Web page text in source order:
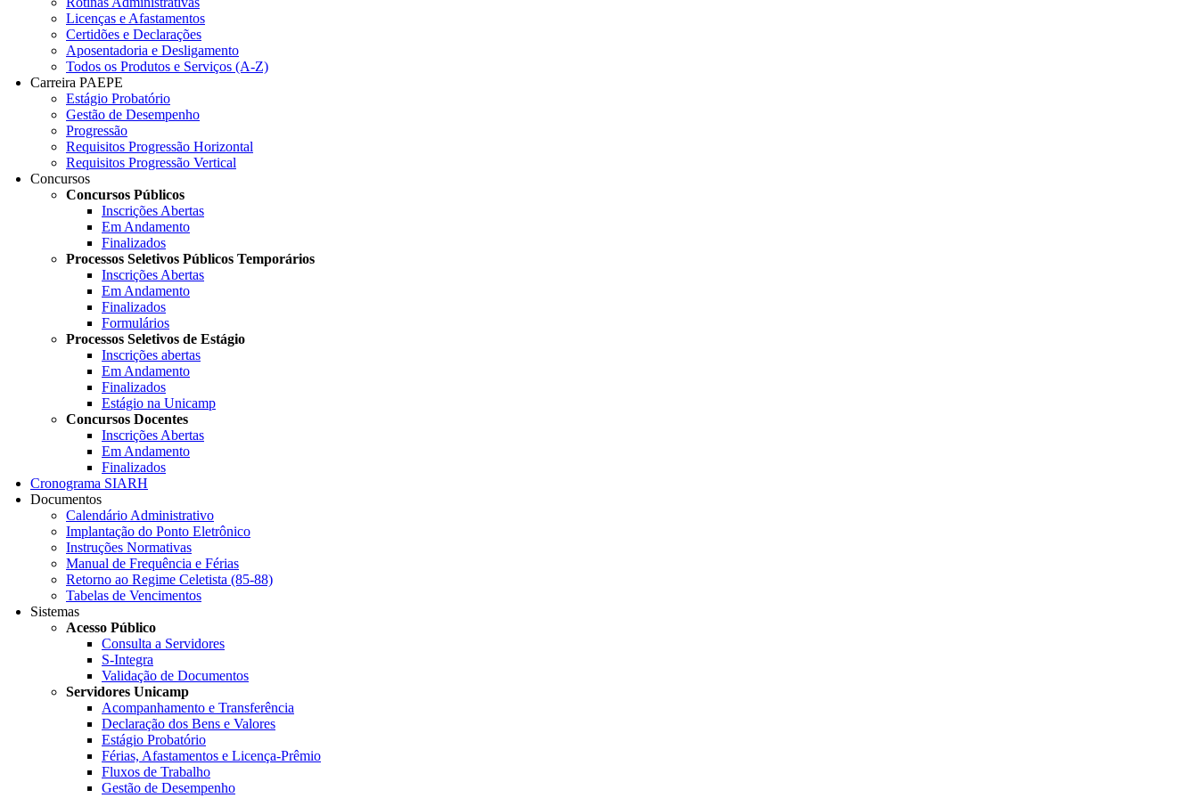
Licenças e Afastamentos
Certidões e Declarações
Aposentadoria e Desligamento
Todos os Produtos e Serviços (A-Z)
Carreira PAEPE
Estágio Probatório
Gestão de Desempenho
Progressão
Requisitos Progressão Horizontal
Requisitos Progressão Vertical
Concursos
Concursos Públicos
Inscrições Abertas
Em Andamento
Finalizados
Processos Seletivos Públicos Temporários
Inscrições Abertas
Em Andamento
Finalizados
Formulários
Processos Seletivos de Estágio
Inscrições abertas
Em Andamento
Finalizados
Estágio na Unicamp
Concursos Docentes
Inscrições Abertas
Em Andamento
Finalizados
Cronograma SIARH
Documentos
Calendário Administrativo
Implantação do Ponto Eletrônico
Instruções Normativas
Manual de Frequência e Férias
Retorno ao Regime Celetista (85-88)
Tabelas de Vencimentos
Sistemas
Acesso Público
Consulta a Servidores
S-Integra
Validação de Documentos
Servidores Unicamp
Acompanhamento e Transferência
Declaração dos Bens e Valores
Estágio Probatório
Férias, Afastamentos e Licença-Prêmio
Fluxos de Trabalho
Gestão de Desempenho